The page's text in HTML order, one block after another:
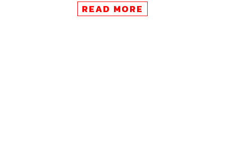
อย่างไรก็ตาม ในขณะนี้ทางสตูดิโอกำลังอยู่ในช่วงพัฒนา
ภาพยนตร์ภาคสปินออฟในจักรวาลของ John Wick ซึ่งจะ
READ MORE